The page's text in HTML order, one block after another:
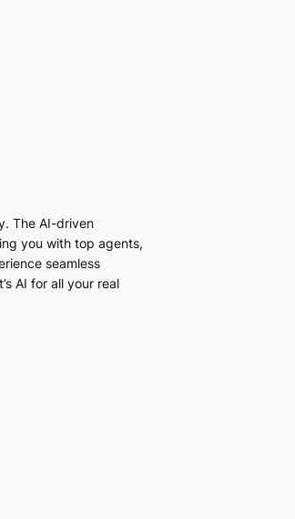
The AI-driven
you with top agents,
seamless
AI for all your real